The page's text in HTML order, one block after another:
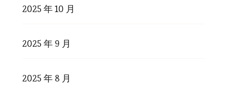
2025 年 10 月
2025 年 9 月
2025 年 8 月